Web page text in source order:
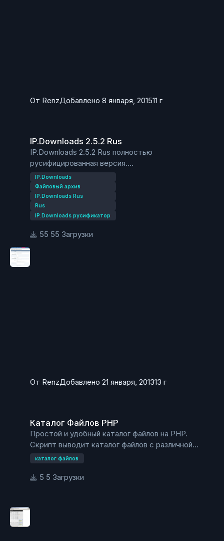
От RenzДобавлено 8 января, 201511 г
IP.Downloads 2.5.2 Rus
IP.Downloads 2.5.2 Rus полностью
русифицированная версия.
Эта версия установлена на этом форуме.
IP.Downloads
Файловый архив
IP.Downloads Rus
Rus
IP.Downloads русификатор
55 Загрузки
От RenzДобавлено 21 января, 201313 г
Каталог Файлов PHP
Простой и удобный каталог файлов на PHP.
Скрипт выводит каталог файлов с различной
сортировкой.
Установка
Файл index.php переместить в директорию из
каталог файлов
5 Загрузки